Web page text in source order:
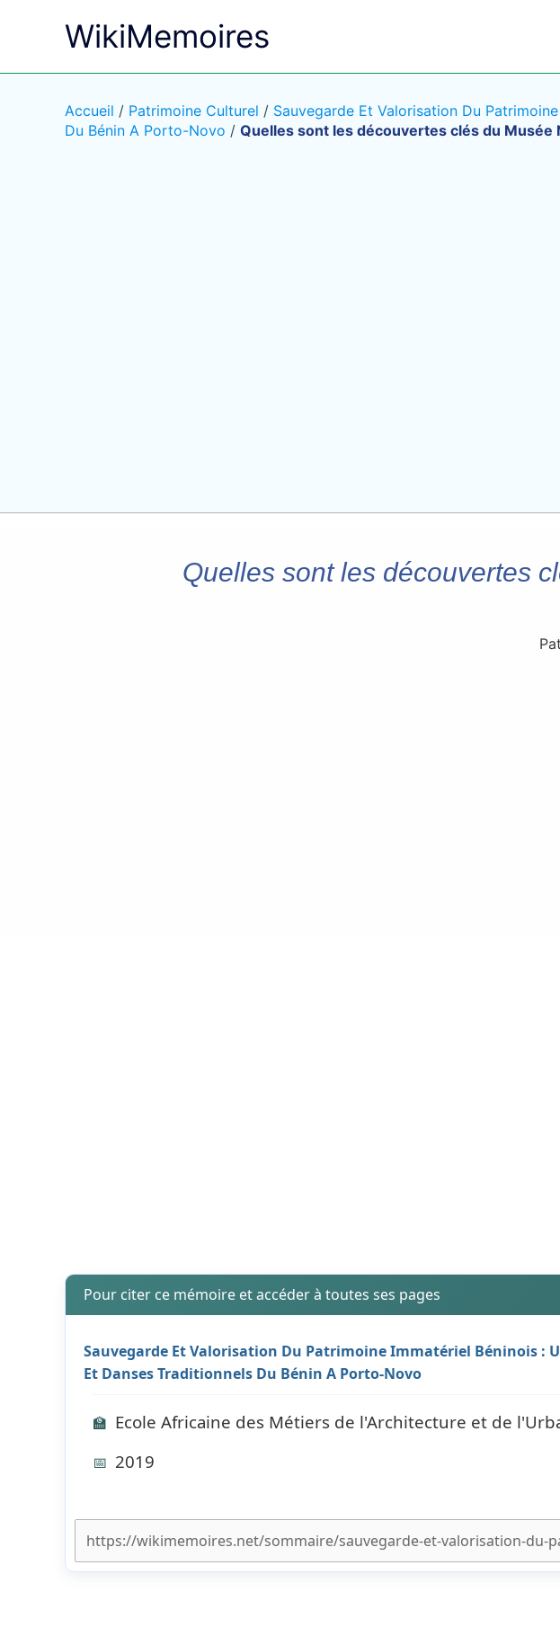
WikiMemoires
Accueil / Patrimoine Culturel / Sauvegarde Et Valorisation Du
Du Bénin A Porto-Novo / Quelles sont les découvertes clés du Musée
Quelles sont les découvertes
Pour citer ce mémoire et accéder à toutes ses pages
Sauvegarde Et Valorisation Du Patrimoine Immatériel Béninois :
Et Danses Traditionnels Du Bénin A Porto-Novo
🏫 Ecole Africaine des Métiers de l'Architecture et de
📅 2019